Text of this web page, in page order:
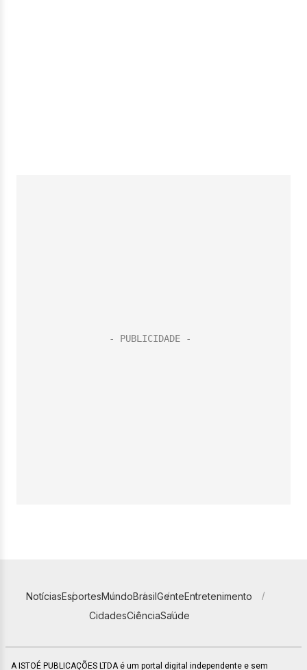
NotíciasEsportesMundoBrasilGenteEntretenimento
CidadesCiênciaSaúde
A ISTOÉ PUBLICAÇÕES LTDA é um portal digital independente e sem